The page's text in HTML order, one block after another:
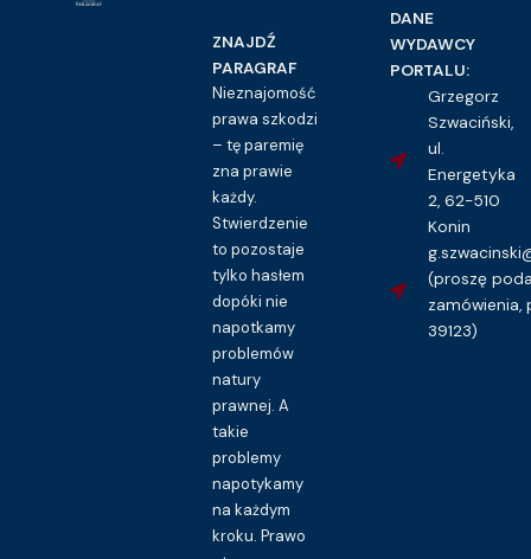
ZNAJDŹ
PARAGRAF
Nieznajomość
prawa szkodzi
– tę paremię
zna prawie
każdy.
Stwierdzenie
to pozostaje
tylko hasłem
dopóki nie
napotkamy
problemów
natury
prawnej. A
takie
problemy
napotykamy
na każdym
kroku. Prawo
DANE
WYDAWCY
PORTALU:
Grzegorz
Szwaciński,
ul.
Energetyka
2, 62-510
Konin
(proszę
zamówienia,
39123)